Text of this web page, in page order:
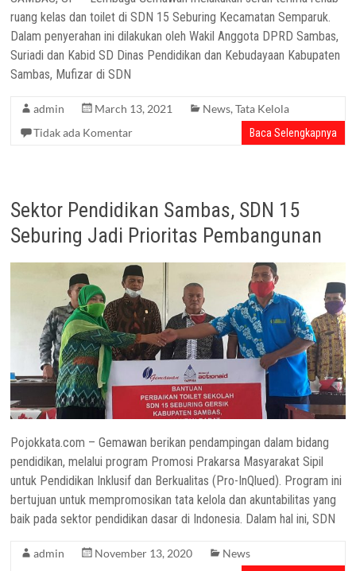
ruang kelas dan toilet di SDN 15 Seburing Kecamatan Semparuk.
Dalam penyerahan ini dilakukan oleh Wakil Anggota DPRD Sambas,
Suriadi dan Kabid SD Dinas Pendidikan dan Kebudayaan Kabupaten
Sambas, Mufizar di SDN
admin March 13, 2021 News,Tata Kelola
Tidak ada Komentar
Baca Selengkapnya
Sektor Pendidikan Sambas, SDN 15
Seburing Jadi Prioritas Pembangunan
Pojokkata.com – Gemawan berikan pendampingan dalam bidang
pendidikan, melalui program Promosi Prakarsa Masyarakat Sipil
untuk Pendidikan Inklusif dan Berkualitas (Pro-InQlued). Program ini
bertujuan untuk mempromosikan tata kelola dan akuntabilitas yang
baik pada sektor pendidikan dasar di Indonesia. Dalam hal ini, SDN
admin November 13, 2020
News